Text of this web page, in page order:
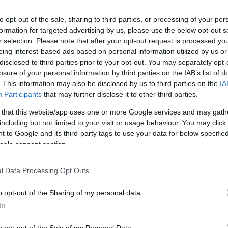
opt-out of the sale, sharing to third parties, or processing of your
for targeted advertising by us, please use the below opt-out
selection. Please note that after your opt-out request is processed
interest-based ads based on personal information utilized by us
to third parties prior to your opt-out. You may separately
of your personal information by third parties on the IAB’s list of
This information may also be disclosed by us to third parties on the
Participants that may further disclose it to other third parties.
that this website/app uses one or more Google services and may
but not limited to your visit or usage behaviour. You may
to Google and its third-party tags to use your data for below
consent section.
Data Processing Opt Outs
opt-out of the Sharing of my personal data.
τηςΜαρίας Καρυστιανού 10,5%. Η
ΚΚΕ 8,6%, η Πλεύση Ελευθερίας 4,7%, ενώ
Μέρα25 με 2,5%, η Φωνή Λογικής με 2,4%,
Μόνιμα μέτρα φορολόγησης
με ημερομηνία λήξης
Η ανάρτηση Μητσοτάκη για